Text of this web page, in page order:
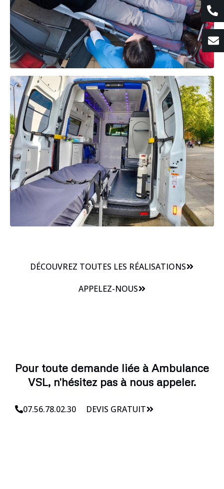
DÉCOUVREZ TOUTES LES RÉALISATIONS
APPELEZ-NOUS
Pour toute demande liée à Ambulance
VSL, n'hésitez pas à nous appeler.
07.56.78.02.30 DEVIS GRATUIT